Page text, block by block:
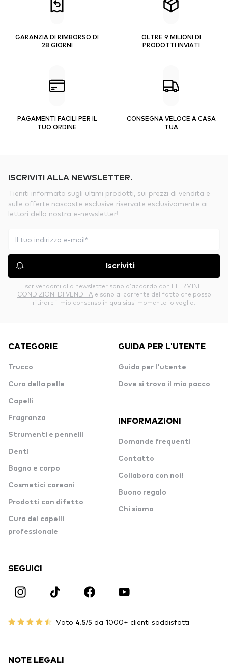
GARANZIA DI RIMBORSO DI
28 GIORNI
OLTRE 9 MILIONI DI
PRODOTTI INVIATI
PAGAMENTI FACILI PER IL
TUO ORDINE
CONSEGNA VELOCE A CASA
TUA
ISCRIVITI ALLA NEWSLETTER.
Tieniti informato sugli ultimi prodotti, sui prezzi di vendita e
sulle offerte nascoste esclusive riservate esclusivamente ai
lettori della nostra e-newsletter!
Iscriviti
Iscrivendomi alla newsletter sono d’accordo con I TERMINI E
CONDIZIONI DI VENDITA e sono al corrente del fatto che posso
ritirare il mio consenso in qualsiasi momento io voglia.
CATEGORIE
Trucco
Cura della pelle
Capelli
Fragranza
Strumenti e pennelli
Denti
Bagno e corpo
Cosmetici coreani
Prodotti con difetto
Cura dei capelli
professionale
GUIDA PER L'UTENTE
Guida per l'utente
Dove si trova il mio pacco
INFORMAZIONI
Domande frequenti
Contatto
Collabora con noi!
Buono regalo
Chi siamo
SEGUICI
Voto 4.5/5 da 1000+ clienti soddisfatti
NOTE LEGALI